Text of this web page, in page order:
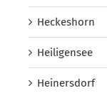
Heckeshorn
Heiligensee
Heinersdorf